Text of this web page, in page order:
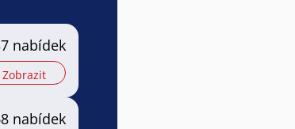
nabídek
Zobrazit
nabídek